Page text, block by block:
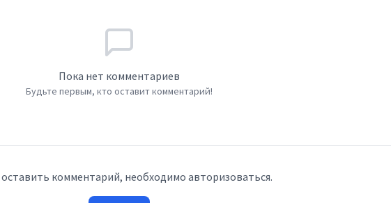
Пока нет комментариев
Будьте первым, кто оставит комментарий!
комментарий, необходимо авторизоваться.